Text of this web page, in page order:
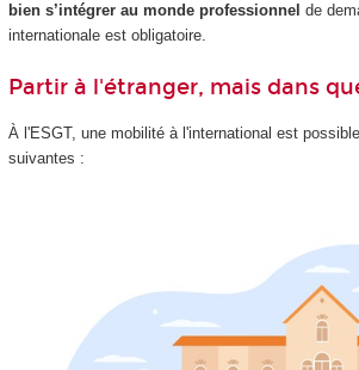
bien s’intégrer au monde professionnel de
internationale est obligatoire.
Partir à l'étranger, mais dans
À l'ESGT, une mobilité à l'international est
suivantes :